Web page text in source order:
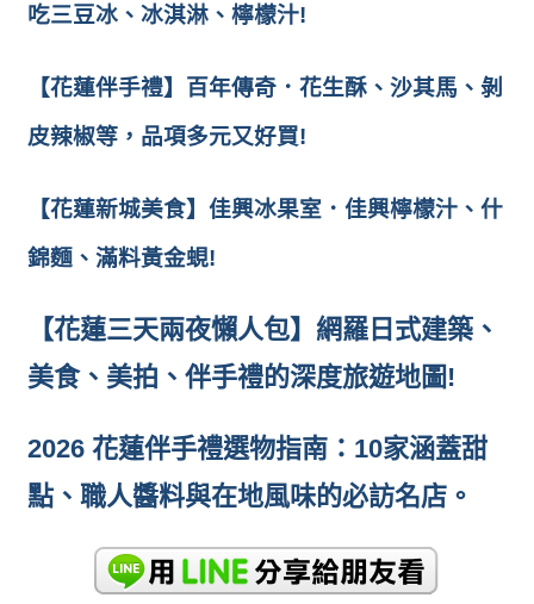
吃三豆冰、冰淇淋、檸檬汁!
【花蓮伴手禮】百年傳奇．花生酥、沙其馬、剝
皮辣椒等，品項多元又好買!
【花蓮新城美食】佳興冰果室．佳興檸檬汁、什
錦麵、滿料黃金蜆!
【花蓮三天兩夜懶人包】網羅日式建築、
美食、美拍、伴手禮的深度旅遊地圖!
2026 花蓮伴手禮選物指南：10家涵蓋甜
點、職人醬料與在地風味的必訪名店。